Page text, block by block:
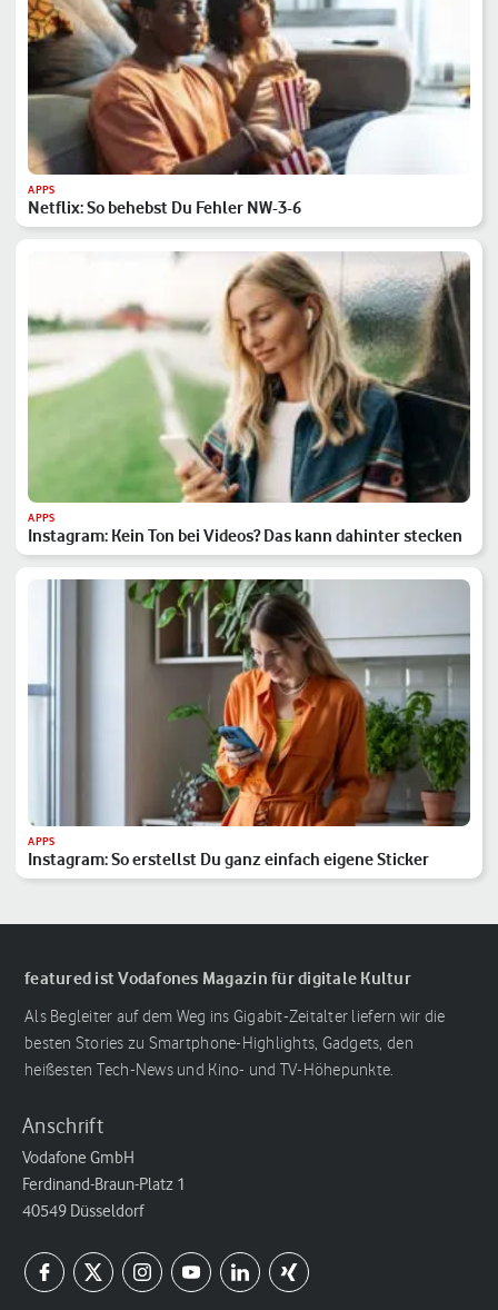
APPS
Netflix: So behebst Du Fehler NW-3-6
APPS
Instagram: Kein Ton bei Videos? Das kann dahinter stecken
APPS
Instagram: So erstellst Du ganz einfach eigene Sticker
featured ist Vodafones Magazin für digitale Kultur
Als Begleiter auf dem Weg ins Gigabit-Zeitalter liefern wir die
besten Stories zu Smartphone-Highlights, Gadgets, den
heißesten Tech-News und Kino- und TV-Höhepunkte.
Anschrift
Vodafone GmbH
Ferdinand-Braun-Platz 1
40549 Düsseldorf